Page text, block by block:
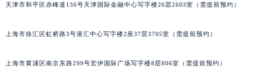
天津市和平区赤峰道136号天津国际金融中心写字楼26层2603室（需提前预约）
上海市徐汇区虹桥路3号港汇中心写字楼2座37层3705室（需提前预约）
上海市黄浦区南京东路299号宏伊国际广场写字楼8层806室（需提前预约）